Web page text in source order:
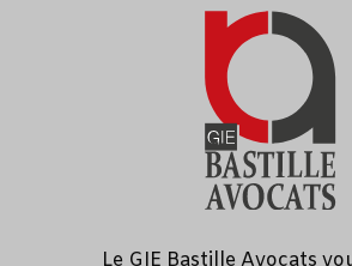
Le GIE Bastille Avocats